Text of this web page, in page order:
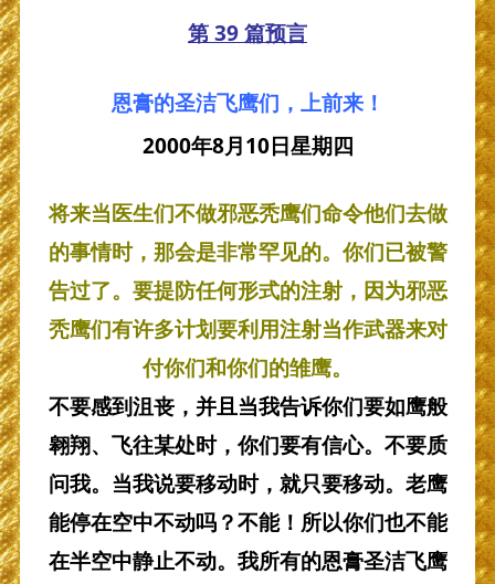
第 39 篇预言
恩膏的圣洁飞鹰们，上前来！
2000年8月10日星期四
将来当医生们不做邪恶秃鹰们命令他们去做
的事情时，那会是非常罕见的。你们已被警
告过了。要提防任何形式的注射，因为邪恶
秃鹰们有许多计划要利用注射当作武器来对
付你们和你们的雏鹰。
不要感到沮丧，并且当我告诉你们要如鹰般
翱翔、飞往某处时，你们要有信心。不要质
问我。当我说要移动时，就只要移动。老鹰
能停在空中不动吗？不能！所以你们也不能
在半空中静止不动。我所有的恩膏圣洁飞鹰